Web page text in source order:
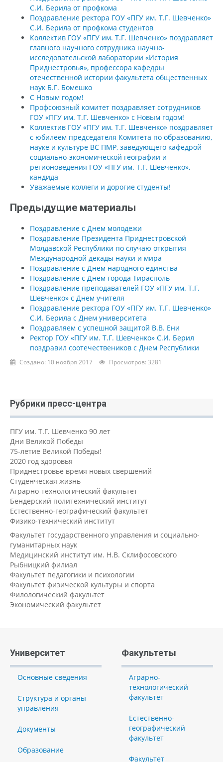
С.И. Берила от профкома
Поздравление ректора ГОУ «ПГУ им. Т.Г. Шевченко»
С.И. Берила от профкома студентов
Коллектив ГОУ «ПГУ им. Т.Г. Шевченко» поздравляет
главного научного сотрудника научно-
исследовательской лаборатории «История
Приднестровья», профессора кафедры
отечественной истории факультета общественных
наук Б.Г. Бомешко
C Новым годом!
Профсоюзный комитет поздравляет сотрудников
ГОУ «ПГУ им. Т.Г. Шевченко» с Новым годом!
Коллектив ГОУ «ПГУ им. Т.Г. Шевченко» поздравляет
с юбилеем председателя Комитета по образованию,
науке и культуре ВС ПМР, заведующего кафедрой
социально-экономической географии и
регионоведения ГОУ «ПГУ им. Т.Г. Шевченко»,
кандида
Уважаемые коллеги и дорогие студенты!
Предыдущие материалы
Поздравление с Днем молодежи
Поздравление Президента Приднестровской
Молдавской Республики по случаю открытия
Международной декады науки и мира
Поздравление с Днем народного единства
Поздравление с Днем города Тирасполь
Поздравление преподавателей ГОУ «ПГУ им. Т.Г.
Шевченко» с Днем учителя
Поздравление ректора ГОУ «ПГУ им. Т.Г. Шевченко»
С.И. Берила с Днем университета
Поздравляем с успешной защитой В.В. Ени
Ректор ГОУ «ПГУ им. Т.Г. Шевченко» С.И. Берил
поздравил соотечествеников с Днем Республики
Создано: 10 ноября 2017 Просмотров: 3281
Рубрики пресс-центра
ПГУ им. Т.Г. Шевченко 90 лет
Дни Великой Победы
75-летие Великой Победы!
2020 год здоровья
Приднестровье время новых свершений
Студенческая жизнь
Аграрно-технологический факультет
Бендерский политехнический институт
Естественно-географический факультет
Физико-технический институт
Факультет государственного управления и социально-
гуманитарных наук
Медицинский институт им. Н.В. Склифосовского
Рыбницкий филиал
Факультет педагогики и психологии
Факультет физической культуры и спорта
Филологический факультет
Экономический факультет
Университет
Основные сведения
Структура и органы
управления
Документы
Образование
Факультеты
Аграрно-
технологический
факультет
Естественно-
географический
факультет
Факультет